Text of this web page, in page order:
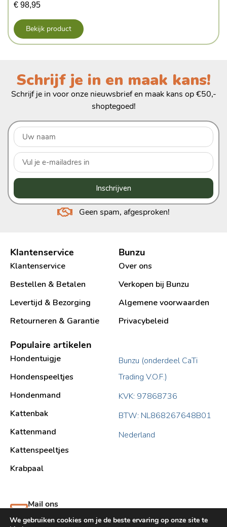
€ 98,95
Bekijk product
Schrijf je in en maak kans!
Schrijf je in voor onze nieuwsbrief en maak kans op €50,-
shoptegoed!
Inschrijven
Geen spam, afgesproken!
Klantenservice
Klantenservice
Bestellen & Betalen
Levertijd & Bezorging
Retourneren & Garantie
Bunzu
Over ons
Verkopen bij Bunzu
Algemene voorwaarden
Privacybeleid
Populaire artikelen
Hondentuigje
Hondenspeeltjes
Hondenmand
Kattenbak
Kattenmand
Kattenspeeltjes
Krabpaal​
Bunzu (onderdeel CaTi
Trading V.O.F.)
KVK: 97868736
BTW: NL868267648B01
Nederland
Mail ons
support@bunzu.nl
We gebruiken cookies om je de beste ervaring op onze site te